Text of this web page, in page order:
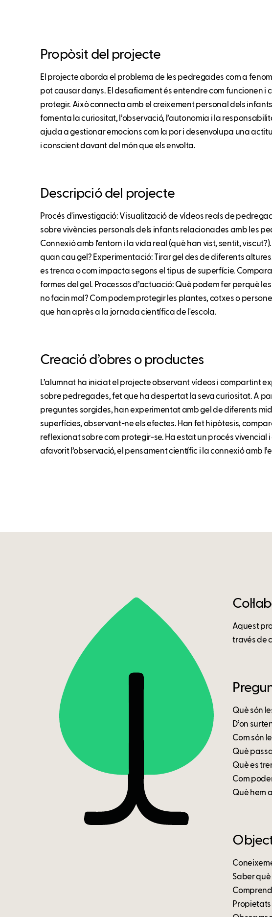
Propòsit del projecte
El projecte aborda el problema de les pedregades com a
pot causar danys. El desafiament és entendre com funcionen i
protegir. Això connecta amb el creixement personal dels
fomenta la curiositat, l’observació, l’autonomia i la
ajuda a gestionar emocions com la por i desenvolupa una
i conscient davant del món que els envolta.
Descripció del projecte
Procés d'investigació: Visualització de vídeos reals de
sobre vivències personals dels infants relacionades amb les
Connexió amb l'entorn i la vida real (què han vist, sentit,
quan cau gel? Experimentació: Tirar gel des de diferents
es trenca o com impacta segons el tipus de superfície.
formes del gel. Processos d’actuació: Què podem fer perquè
no facin mal? Com podem protegir les plantes, cotxes o
que han après a la jornada científica de l'escola.
Creació d’obres o productes
L’alumnat ha iniciat el projecte observant vídeos i compartint
sobre pedregades, fet que ha despertat la seva curiositat. A
preguntes sorgides, han experimentat amb gel de diferents
superfícies, observant-ne els efectes. Han fet hipòtesis,
reflexionat sobre com protegir-se. Ha estat un procés vivencial
afavorit l’observació, el pensament científic i la connexió amb
Aquest
través de
Què són
D’on
Com són
Què
Què es
Com
Què hem
Saber